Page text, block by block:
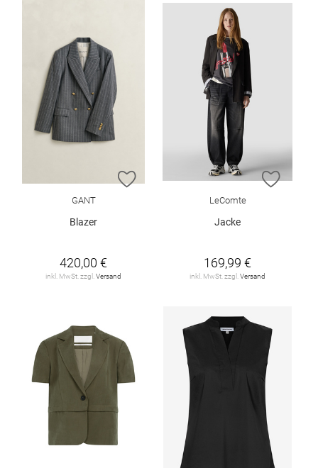
ZUR WUNSCHLISTE HINZUFÜGEN
GANT
Blazer
420,00 €
inkl. MwSt. zzgl. Versand
ZUR
LeComte
Jacke
169,99 €
inkl. MwSt. zzgl. Versand